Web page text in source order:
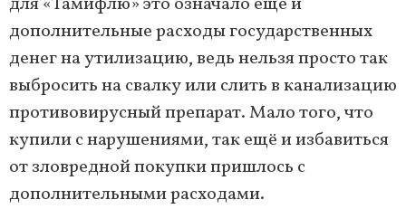
дополнительные расходы государственных
денег на утилизацию, ведь нельзя просто так
выбросить на свалку или слить в канализацию
противовирусный препарат. Мало того, что
купили с нарушениями, так ещё и избавиться
от зловредной покупки пришлось с
дополнительными расходами.